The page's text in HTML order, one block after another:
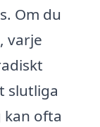
Om du
varje
slutliga
kan ofta